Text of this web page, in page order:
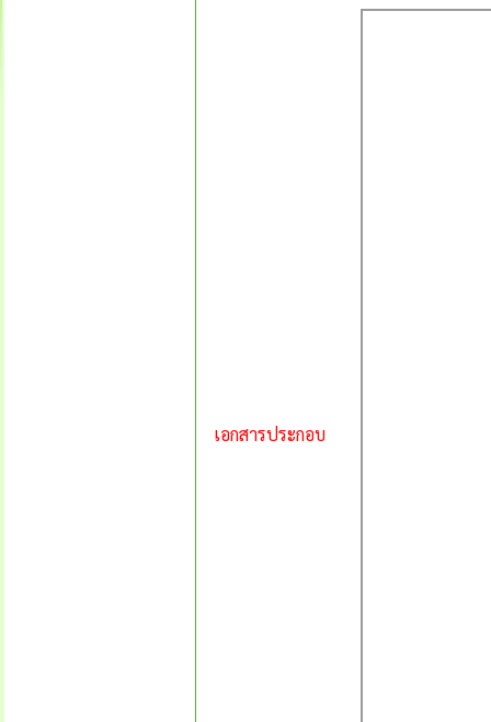
เอกสารประกอบ